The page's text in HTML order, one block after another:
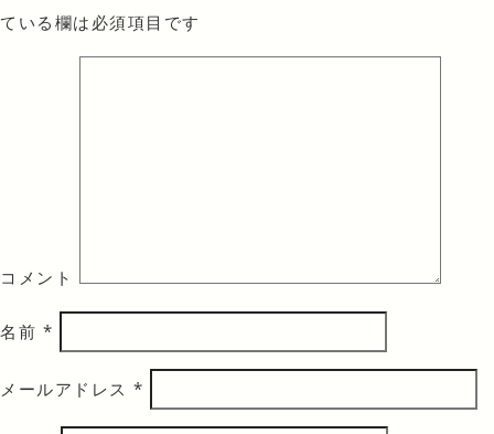
ている欄は必須項目です
コメント
名前 *
メールアドレス *